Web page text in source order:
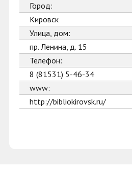
Город:
Кировск
Улица, дом:
пр. Ленина, д. 15
Телефон:
8 (81531) 5-46-34
www:
http://bibliokirovsk.ru/